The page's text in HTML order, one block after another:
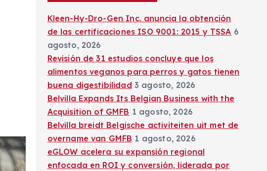
Kleen-Hy-Dro-Gen Inc. anuncia la obtención
de las certificaciones ISO 9001: 2015 y TSSA 6
agosto, 2026
Revisión de 31 estudios concluye que los
alimentos veganos para perros y gatos tienen
buena digestibilidad 3 agosto, 2026
Belvilla Expands Its Belgian Business with the
Acquisition of GMFB 1 agosto, 2026
Belvilla breidt Belgische activiteiten uit met de
overname van GMFB 1 agosto, 2026
eGLOW acelera su expansión regional
enfocada en ROI y conversión, liderada por